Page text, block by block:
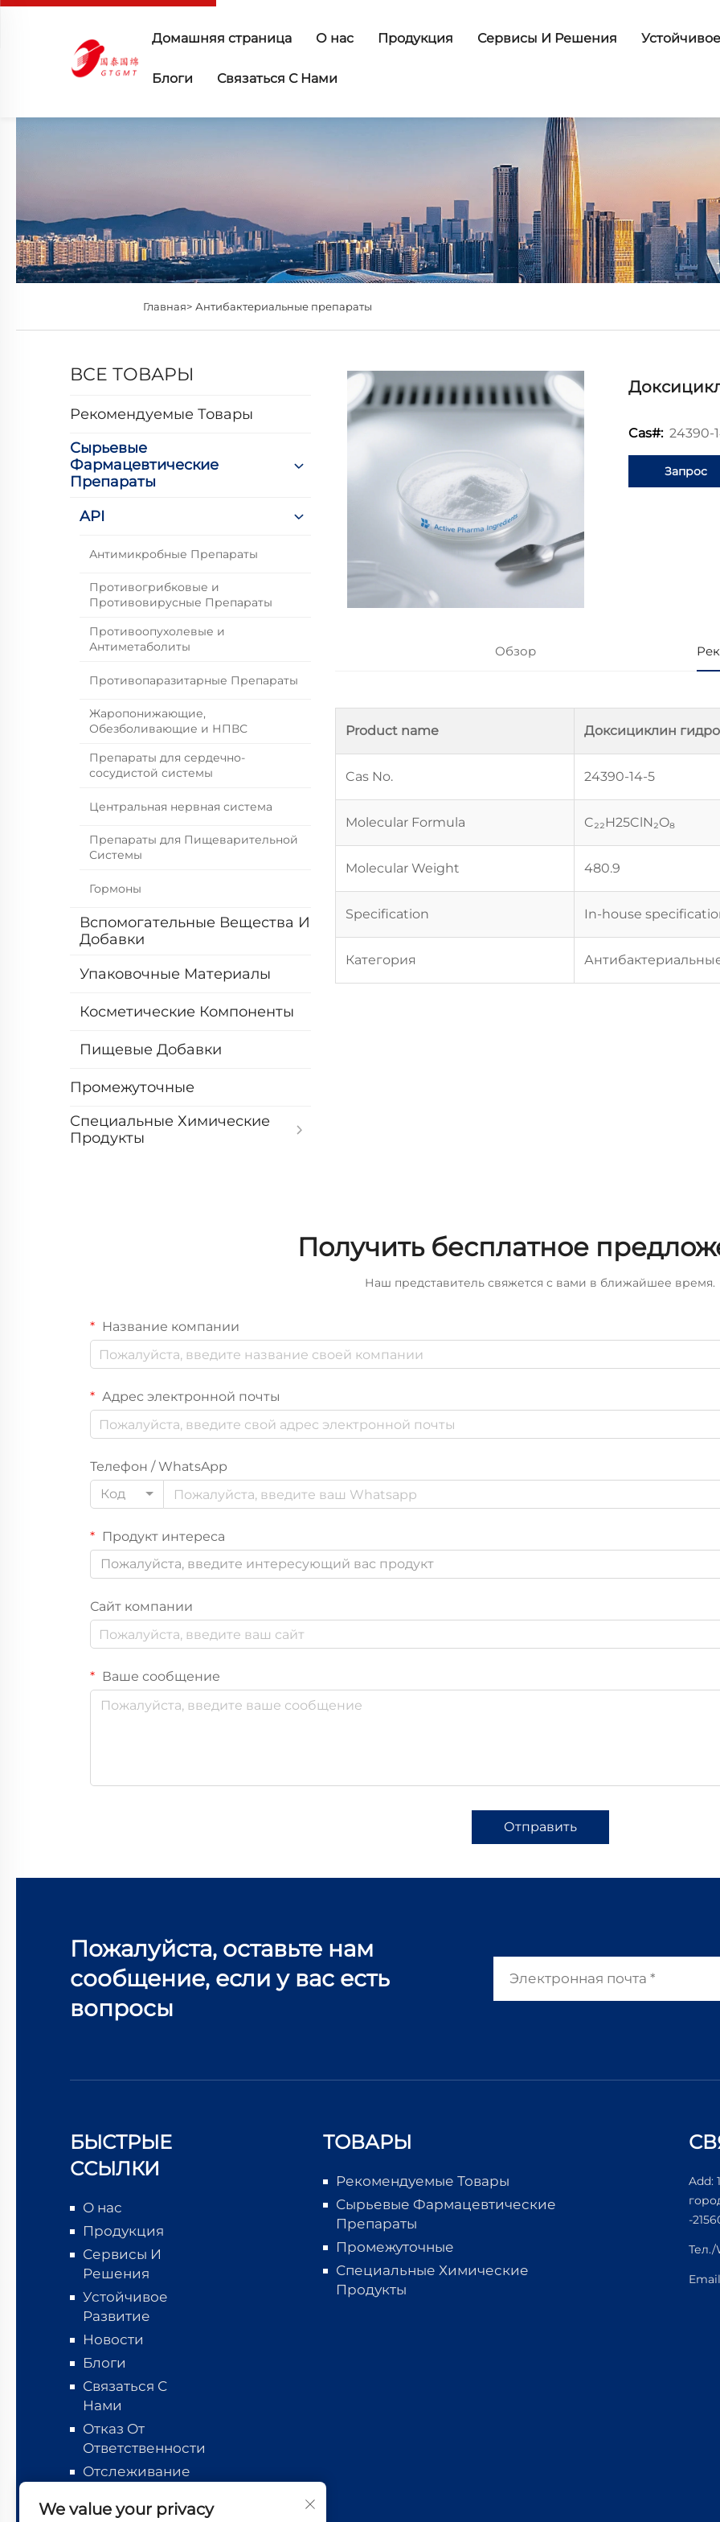
Домашняя страница О нас Продукция Сервисы И Решения
Блоги Связаться С Нами
Главная> Антибактериальные препараты
ВСЕ ТОВАРЫ
Рекомендуемые Товары
Сырьевые
Фармацевтические
Препараты
API
Антимикробные Препараты
Противогрибковые и
Противовирусные Препараты
Противоопухолевые и
Антиметаболиты
Противопаразитарные Препараты
Жаропонижающие,
Обезболивающие и НПВС
Препараты для сердечно-
сосудистой системы
Центральная нервная система
Препараты для Пищеварительной
Системы
Гормоны
Вспомогательные Вещества И
Добавки
Упаковочные Материалы
Косметические Компоненты
Пищевые Добавки
Промежуточные
Специальные Химические
Продукты
Cas#: 24390-
Запрос
Обзор
Product name Доксициклин
Cas No. 24390-14-5
Molecular Formula C₂₂H25ClN₂O₈
Molecular Weight 480.9
Specification In-house
Категория
Получить бесплатное
Наш представитель свяжется с вами в ближайшее время.
Название компании
Адрес электронной почты
Телефон / WhatsApp
Код
Продукт интереса
Пожалуйста, введите интересующий вас продукт
Сайт компании
Ваше сообщение
Отправить
Пожалуйста, оставьте нам
сообщение, если у вас есть
вопросы
БЫСТРЫЕ
ССЫЛКИ
О нас
Продукция
Сервисы И
Решения
Устойчивое
Развитие
Новости
Блоги
Связаться С
Нами
Отказ От
Ответственности
Отслеживание
ТОВАРЫ
Рекомендуемые Товары
Сырьевые Фармацевтические
Препараты
Промежуточные
Специальные Химические
Продукты
Add:
-
Тел./
We value your privacy